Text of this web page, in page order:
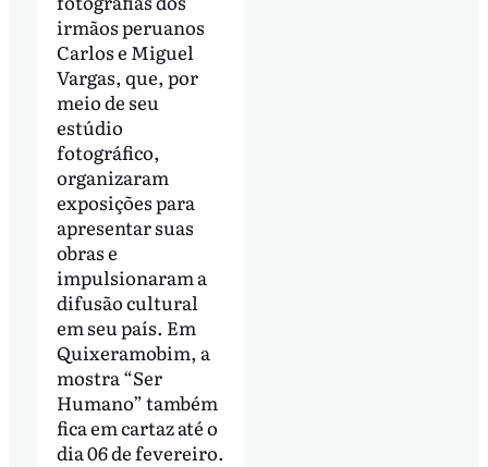
irmãos peruanos
Carlos e Miguel
Vargas, que, por
meio de seu
estúdio
fotográfico,
organizaram
exposições para
apresentar suas
obras e
impulsionaram a
difusão cultural
em seu país. Em
Quixeramobim, a
mostra “Ser
Humano” também
fica em cartaz até o
dia 06 de fevereiro.